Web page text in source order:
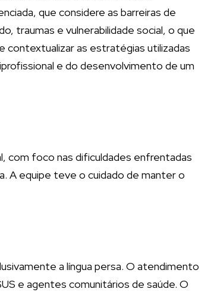
que considere as barreiras de
traumas e vulnerabilidade social, o que
contextualizar as estratégias utilizadas
e do desenvolvimento de um
com foco nas dificuldades enfrentadas
A equipe teve o cuidado de manter o
a língua persa. O atendimento
e agentes comunitários de saúde. O